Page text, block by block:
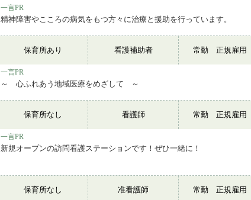
一言PR
精神障害やこころの病気をもつ方々に治療と援助を行っています。
保育所あり 看護補助者 常勤 正規雇用
一言PR
～ 心ふれあう地域医療をめざして ～
保育所なし 看護師 常勤 正規雇用
一言PR
新規オープンの訪問看護ステーションです！ぜひ一緒に！
保育所なし 准看護師 常勤 正規雇用